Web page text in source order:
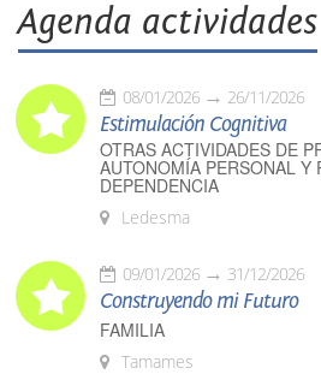
Agenda actividades
08/01/2026 26/11/2026
Estimulación Cognitiva
OTRAS ACTIVIDADES DE
AUTONOMÍA PERSONAL Y
DEPENDENCIA
Ledesma
09/01/2026 31/12/2026
Construyendo mi Futuro
FAMILIA
Tamames